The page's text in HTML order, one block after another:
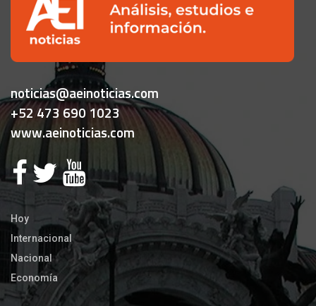
noticias@aeinoticias.com
+52 473 690 1023
www.aeinoticias.com
Hoy
Internacional
Nacional
Economía